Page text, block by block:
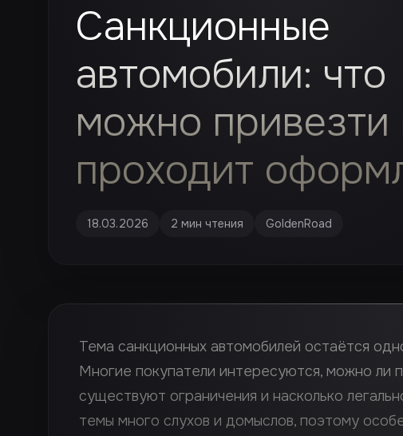
Санкционные
автомобили: что
можно привезти
проходит
18.03.2026 2 мин чтения GoldenRoad
Тема санкционных автомобилей остаётся
Многие покупатели интересуются, можно ли
существуют ограничения и насколько
темы много слухов и домыслов, поэтому